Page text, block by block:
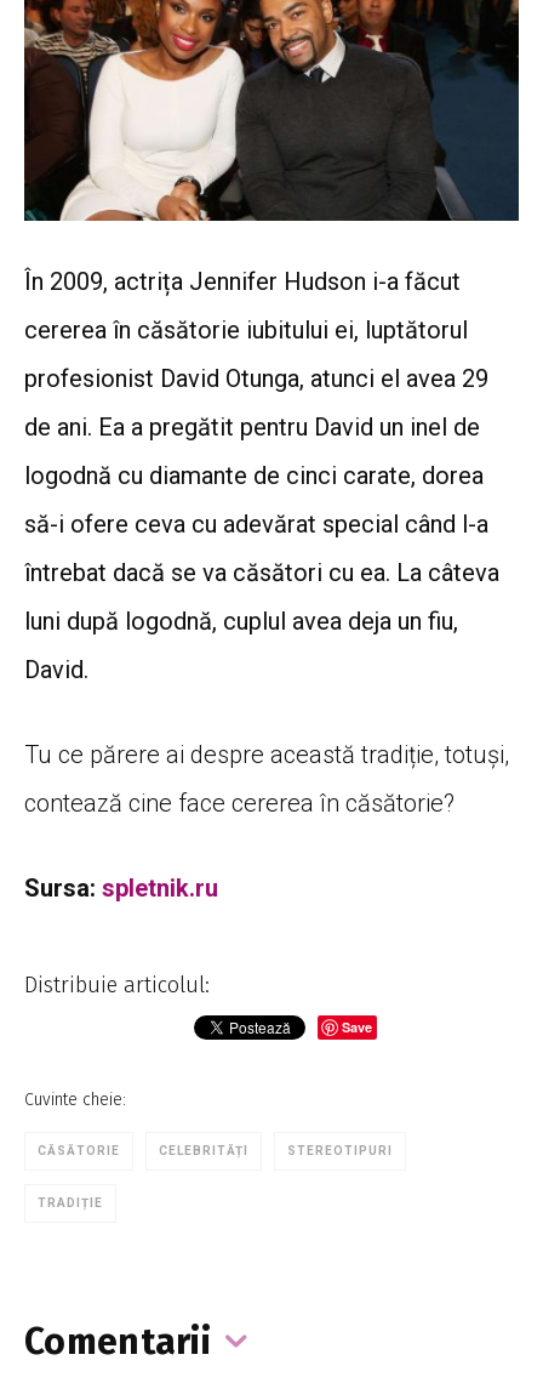
În 2009, actrița Jennifer Hudson i-a făcut
cererea în căsătorie iubitului ei, luptătorul
profesionist David Otunga, atunci el avea 29
de ani. Ea a pregătit pentru David un inel de
logodnă cu diamante de cinci carate, dorea
să-i ofere ceva cu adevărat special când l-a
întrebat dacă se va căsători cu ea. La câteva
luni după logodnă, cuplul avea deja un fiu,
David.
Tu ce părere ai despre această tradiție, totuși,
contează cine face cererea în căsătorie?
Sursa: spletnik.ru
Distribuie articolul:
Save
Cuvinte cheie:
CĂSĂTORIE CELEBRITĂȚI STEREOTIPURI
TRADIȚIE
Comentarii